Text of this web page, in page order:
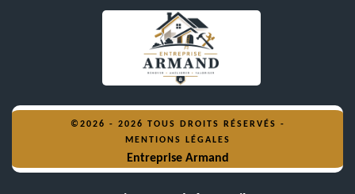
©2026 - 2026 TOUS DROITS RÉSERVÉS -
MENTIONS LÉGALES
Entreprise Armand